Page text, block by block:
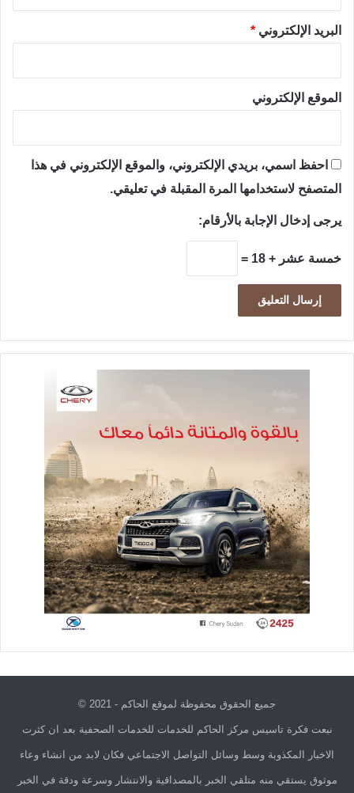
البريد الإلكتروني *
الموقع الإلكتروني
احفظ اسمي، بريدي الإلكتروني، والموقع الإلكتروني في هذا
المتصفح لاستخدامها المرة المقبلة في تعليقي.
يرجى إدخال الإجابة بالأرقام:
خمسة عشر + 18 =
جميع الحقوق محفوظة لموقع الحاكم - 2021 ©
نبعت فكرة تاسيس مركز الحاكم للخدمات للخدمات الصحفية بعد ان كثرت
الاخبار المكذوبة وسط وسائل التواصل الاجتماعي فكان لابد من انشاء وعاء
موثوق يستقي منه متلقي الخبر بالمصداقية والانتشار وسرعة ودقة في الخبر